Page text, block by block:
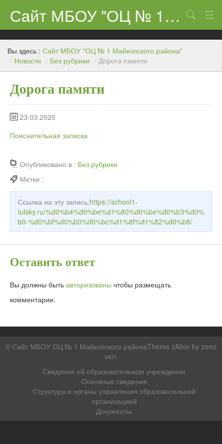
Сайт МБОУ "ОЦ № 1 Майкопского района"
Сведения об образовательном учреждении
ЕГЭ-11 и ГИА
Ученикам
Центр «Точка роста»
Родителям
Поиск
Вы здесь : Сайт МБОУ "ОЦ № 1 Майкопского района"
/ Новости / Без рубрики / Дорога памяти
Дорога памяти
23.03.2020
Пояснительная записка
Опубликовано в : Без рубрики
Метки :
Ссылка на эту запись:https://school1-
tulsky.ru/%d0%b4%d0%be%d1%80%d0%be%d0%b3%d0%
b0-%d0%bf%d0%b0%d0%bc%d1%8f%d1%82%d0%b8/
Оставить ответ
Вы должны быть авторизованы чтобы размещать
комментарии.
© Сайт МБОУ ОЦ № 1 Майкопского районаTheme zAlive by zeno
ven
Сведения об образовательном учреждении
Основные сведения
Структура и органы управления образовательной
организацией
Документы